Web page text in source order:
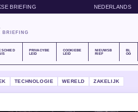
BRIEFING NEDERLANDS
BRIEFING
PRIVACYBE
LEID
COOKIEBE
LEID
NIEUWSB
RIEF
BL
OG
TECHNOLOGIE WERELD ZAKELIJK